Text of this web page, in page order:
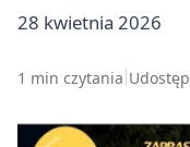
28 kwietnia 2026
1 min czytania